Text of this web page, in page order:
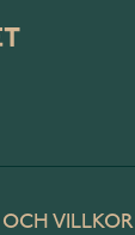
VILLKOR